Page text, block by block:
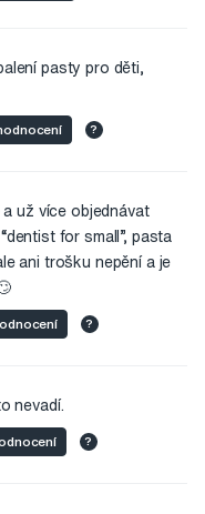
pasty pro děti,
?
už více objednávat
for small”, pasta
ani trošku nepění a je
?
nevadí.
?